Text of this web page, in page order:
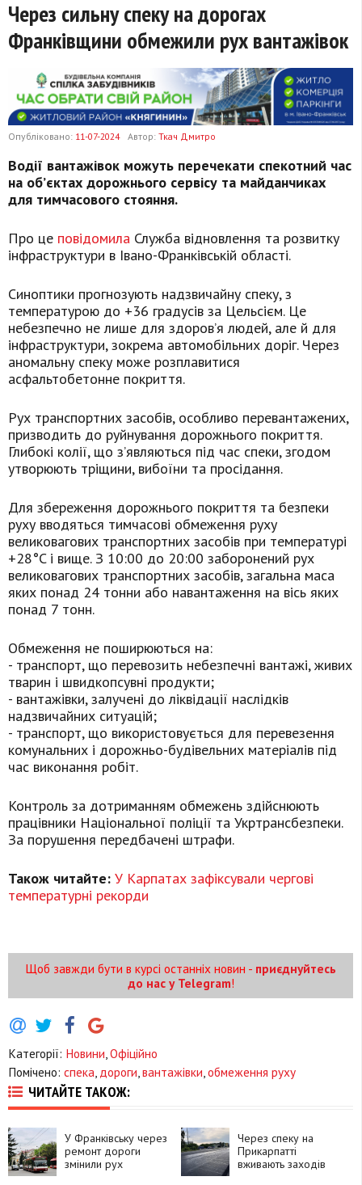
Через сильну спеку на дорогах
Франківщини обмежили рух вантажівок
Опубліковано: 11-07-2024 Автор: Ткач Дмитро
Водії вантажівок можуть перечекати спекотний час
на об’єктах дорожнього сервісу та майданчиках
для тимчасового стояння.
Про це повідомила Служба відновлення та розвитку
інфраструктури в Івано-Франківській області.
Синоптики прогнозують надзвичайну спеку, з
температурою до +36 градусів за Цельсієм. Це
небезпечно не лише для здоров’я людей, але й для
інфраструктури, зокрема автомобільних доріг. Через
аномальну спеку може розплавитися
асфальтобетонне покриття.
Рух транспортних засобів, особливо перевантажених,
призводить до руйнування дорожнього покриття.
Глибокі колії, що з’являються під час спеки, згодом
утворюють тріщини, вибоїни та просідання.
Для збереження дорожнього покриття та безпеки
руху вводяться тимчасові обмеження руху
великовагових транспортних засобів при температурі
+28°C і вище. З 10:00 до 20:00 заборонений рух
великовагових транспортних засобів, загальна маса
яких понад 24 тонни або навантаження на вісь яких
понад 7 тонн.
Обмеження не поширюються на:
- транспорт, що перевозить небезпечні вантажі, живих
тварин і швидкопсувні продукти;
- вантажівки, залучені до ліквідації наслідків
надзвичайних ситуацій;
- транспорт, що використовується для перевезення
комунальних і дорожньо-будівельних матеріалів під
час виконання робіт.
Контроль за дотриманням обмежень здійснюють
працівники Національної поліції та Укртрансбезпеки.
За порушення передбачені штрафи.
Також читайте: У Карпатах зафіксували чергові
температурні рекорди
Щоб завжди бути в курсі останніх новин - приєднуйтесь
до нас у Telegram!
Категорії: Новини,Офіційно
Помічено: спека, дороги,вантажівки,обмеження руху
ЧИТАЙТЕ ТАКОЖ:
У Франківську через
ремонт дороги
змінили рух
Через спеку на
Прикарпатті
вживають заходів